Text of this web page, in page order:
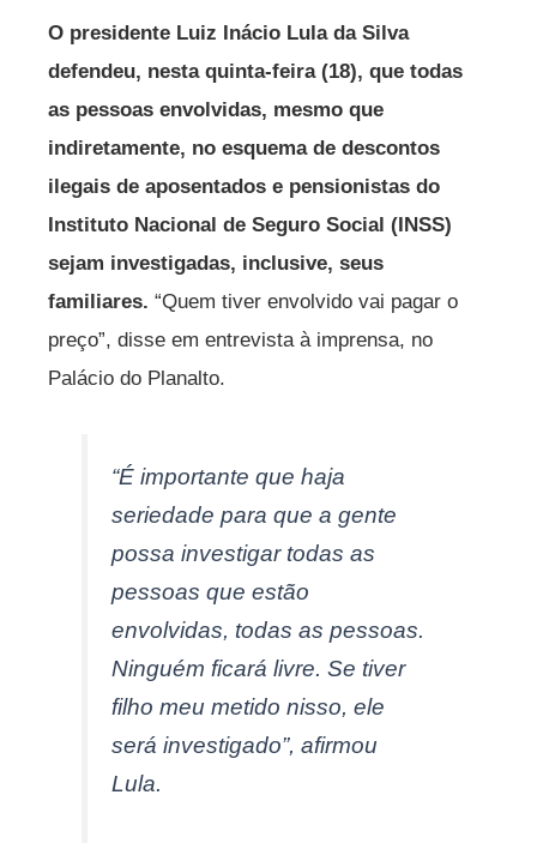
O presidente Luiz Inácio Lula da Silva
defendeu, nesta quinta-feira (18), que todas
as pessoas envolvidas, mesmo que
indiretamente, no esquema de descontos
ilegais de aposentados e pensionistas do
Instituto Nacional de Seguro Social (INSS)
sejam investigadas, inclusive, seus
familiares. “Quem tiver envolvido vai pagar o
preço”, disse em entrevista à imprensa, no
Palácio do Planalto.
“É importante que haja
seriedade para que a gente
possa investigar todas as
pessoas que estão
envolvidas, todas as pessoas.
Ninguém ficará livre. Se tiver
filho meu metido nisso, ele
será investigado”, afirmou
Lula.